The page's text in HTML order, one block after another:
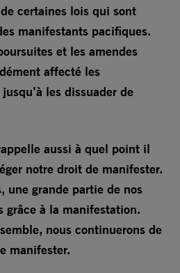
certaines lois qui sont
manifestants pacifiques.
et les amendes
affecté les
les dissuader de
aussi à quel point il
notre droit de manifester.
une grande partie de nos
grâce à la manifestation.
nous continuerons de
manifester.